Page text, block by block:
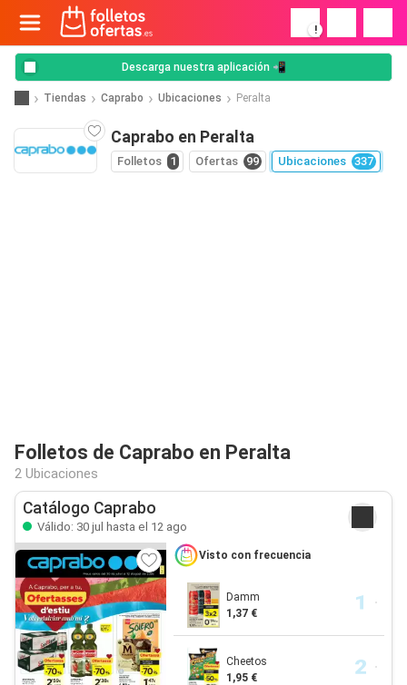
!
Descarga nuestra aplicación 📲
Tiendas Caprabo Ubicaciones Peralta
Caprabo en Peralta
Folletos 1 Ofertas 99 Ubicaciones 337
Folletos de Caprabo en Peralta
2 Ubicaciones
Catálogo Caprabo
Válido: 30 jul hasta el 12 ago
Visto con frecuencia
Damm
1,37 €
Cheetos
1,95 €